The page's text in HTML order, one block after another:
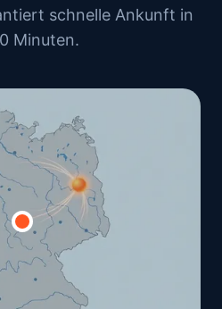
schnelle Ankunft in
Minuten.